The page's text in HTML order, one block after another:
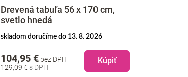
Drevená tabuľa 56 x 170 cm,
svetlo hnedá
skladom doručíme do 13. 8. 2026
129,09 €
104,95 € bez DPH Kúpiť